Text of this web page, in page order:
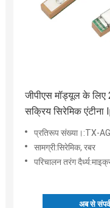
जीपीएस मॉड्यूल के लिए
सक्रिय सिरेमिक
प्रतिरूप संख्या।:TX-
सामग्री:सिरेमिक, रबर
परिचालन तरंग
अब से